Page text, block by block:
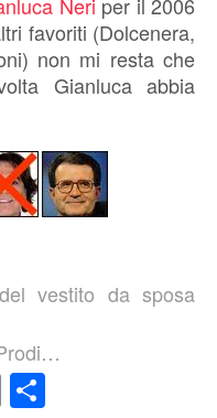
favoriti (Dolcenera,
non mi resta che
Gianluca abbia
vestito da sposa
Email